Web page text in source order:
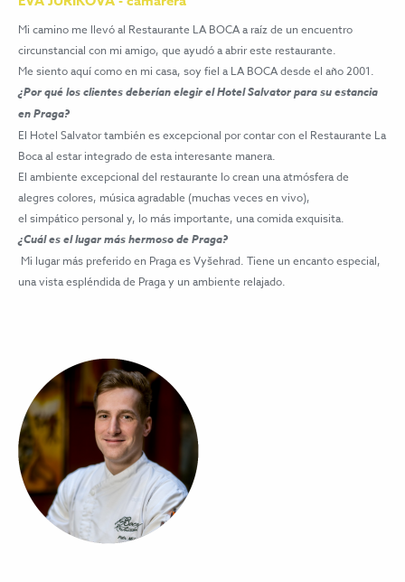
Mi camino me llevó al Restaurante LA BOCA a raíz de un encuentro
circunstancial con mi amigo, que ayudó a abrir este restaurante.
Me siento aquí como en mi casa, soy fiel a LA BOCA desde el año 2001.
¿Por qué los clientes deberían elegir el Hotel Salvator para su estancia
en Praga?
El Hotel Salvator también es excepcional por contar con el Restaurante La
Boca al estar integrado de esta interesante manera.
El ambiente excepcional del restaurante lo crean una atmósfera de
alegres colores, música agradable (muchas veces en vivo),
el simpático personal y, lo más importante, una comida exquisita.
¿Cuál es el lugar más hermoso de Praga?
Mi lugar más preferido en Praga es Vyšehrad. Tiene un encanto especial,
una vista espléndida de Praga y un ambiente relajado.